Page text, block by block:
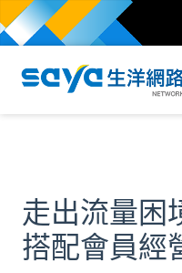
走出流量困
搭配會員經